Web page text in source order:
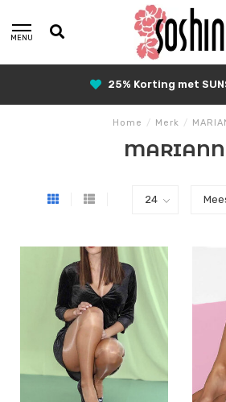
MENU
25% Korting met
Home / Merk /